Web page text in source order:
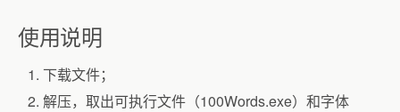
使用说明
下载文件；
解压，取出可执行文件（100Words.exe）和字体